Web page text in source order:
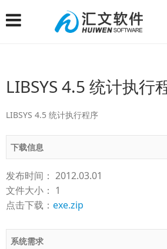
LIBSYS 4.5 统计执行
LIBSYS 4.5 统计执行程序
下载信息
发布时间： 2012.03.01
文件大小： 1
点击下载： exe.zip
系统需求